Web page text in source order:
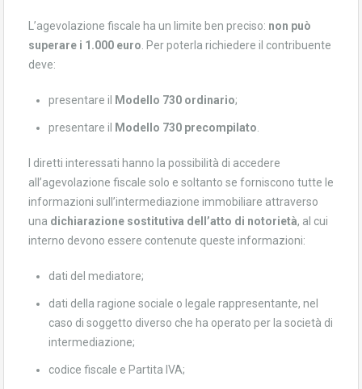
L’agevolazione fiscale ha un limite ben preciso: non può
superare i 1.000 euro . Per poterla richiedere il contribuente
deve:
presentare il Modello 730 ordinario;
presentare il Modello 730 precompilato
I diretti interessati hanno la possibilità di accedere
all’agevolazione fiscale solo e soltanto se forniscono tutte le
informazioni sull’intermediazione immobiliare attraverso
una dichiarazione sostitutiva dell’atto di notorietà, al cui
interno devono essere contenute queste informazioni:
dati del mediatore;
dati della ragione sociale o legale rappresentante, nel
caso di soggetto diverso che ha operato per la società di
intermediazione;
codice fiscale e Partita IVA;